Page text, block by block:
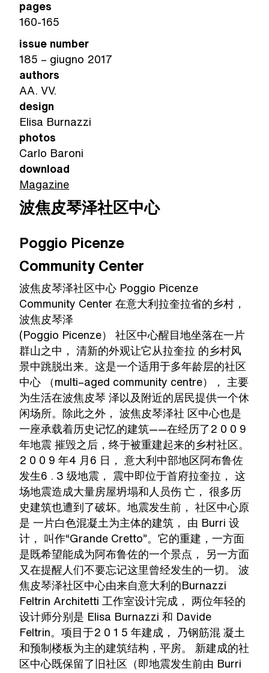
pages
160-165
issue number
185 – giugno 2017
authors
AA. VV.
design
Elisa Burnazzi
photos
Carlo Baroni
download
Magazine
波焦皮琴泽社区中心
Poggio Picenze
Community Center
波焦皮琴泽社区中心 Poggio Picenze
Community Center 在意大利拉奎拉省的乡村，
波焦皮琴泽
(Poggio Picenze） 社区中心醒目地坐落在一片
群山之中， 清新的外观让它从拉奎拉 的乡村风
景中跳脱出来。这是一个适用于多年龄层的社区
中心 （multi–aged community centre）， 主要
为生活在波焦皮琴 泽以及附近的居民提供一个休
闲场所。除此之外， 波焦皮琴泽社 区中心也是
一座承载着历史记忆的建筑——在经历了2 0 0 9
年地震 摧毁之后，终于被重建起来的乡村社区。
2 0 0 9 年4 月6 日， 意大利中部地区阿布鲁佐
发生6 . 3 级地震， 震中即位于首府拉奎拉， 这
场地震造成大量房屋坍塌和人员伤 亡， 很多历
史建筑也遭到了破坏。地震发生前， 社区中心原
是 一片白色混凝土为主体的建筑， 由 Burri 设
计， 叫作“Grande Cretto”。它的重建，一方面
是既希望能成为阿布鲁佐的一个景点， 另一方面
又在提醒人们不要忘记这里曾经发生的一切。 波
焦皮琴泽社区中心由来自意大利的Burnazzi
Feltrin Architetti 工作室设计完成， 两位年轻的
设计师分别是 Elisa Burnazzi 和 Davide
Feltrin。项目于2 0 1 5 年建成， 乃钢筋混 凝土
和预制楼板为主的建筑结构，平房。 新建成的社
区中心既保留了旧社区（即地震发生前由 Burri